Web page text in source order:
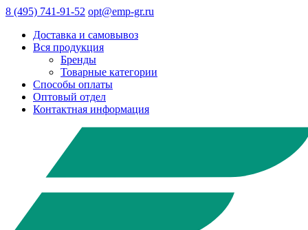
8 (495) 741-91-52 opt@emp-gr.ru
Доставка и самовывоз
Вся продукция
Бренды
Товарные категории
Способы оплаты
Оптовый отдел
Контактная информация